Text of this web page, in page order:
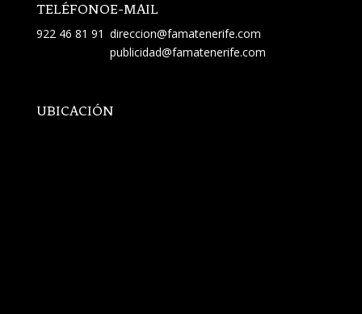
TELÉFONO
922 46 81 91
E-MAIL
direccion@famatenerife.com
publicidad@famatenerife.com
UBICACIÓN